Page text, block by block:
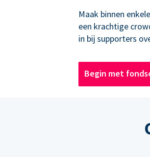
Maak binnen
een krachtige
in bij supporters
Begin met